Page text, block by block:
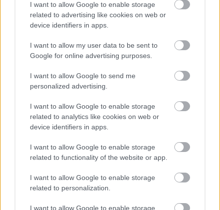
I want to allow Google to enable storage
related to advertising like cookies on web or
device identifiers in apps.
I want to allow my user data to be sent to
Google for online advertising purposes.
I want to allow Google to send me
personalized advertising.
I want to allow Google to enable storage
related to analytics like cookies on web or
device identifiers in apps.
I want to allow Google to enable storage
related to functionality of the website or app.
I want to allow Google to enable storage
related to personalization.
I want to allow Google to enable storage
Meglepő módon nem valami furcsa alapanyaghoz
kapcsolódik, pedig azokat is mindig megkóstolom,
hanem a legfurcsább vendéglátóipari
létesítményhez, ...